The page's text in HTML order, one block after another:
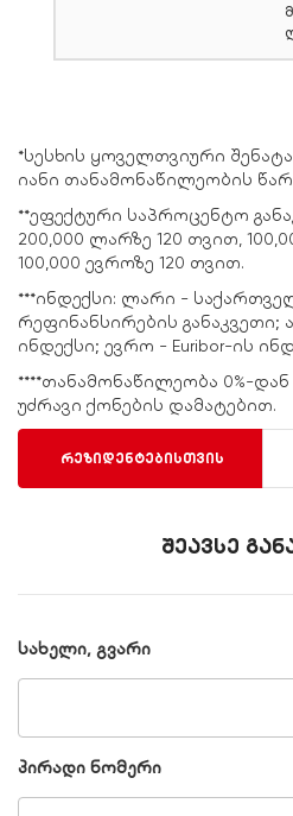
*სესხის ყოველთვიური
იანი თანამონაწილეობის
**ეფექტური საპროცენტო
200,000 ლარზე 120 თვით,
100,000 ევროზე 120 თვით.
***ინდექსი: ლარი -
რეფინანსირების
ინდექსი; ევრო - Euribor-ის
****თანამონაწილეობა 0%-
უძრავი ქონების დამატებით.
რეზიდენტებისთვის
შეავსე
სახელი, გვარი
პირადი ნომერი